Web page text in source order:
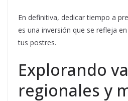
En definitiva, dedicar tiempo a
es una inversión que se refleja
tus postres.
Explorando
regionales y